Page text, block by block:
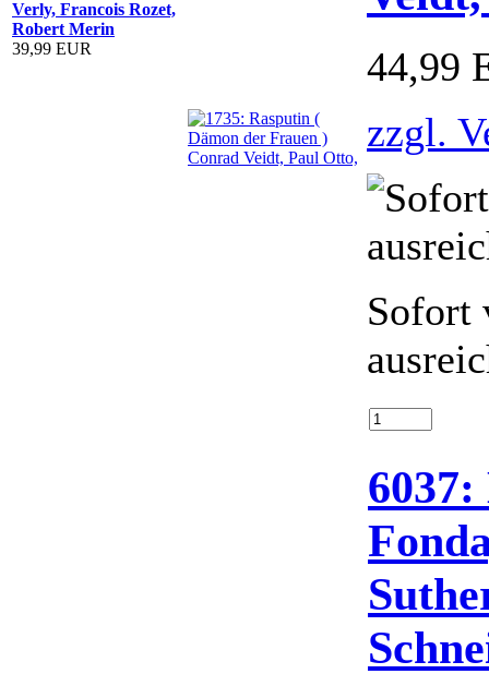
Verly, Francois Rozet,
Robert Merin
39,99 EUR
44,99
zzgl.
Sofort